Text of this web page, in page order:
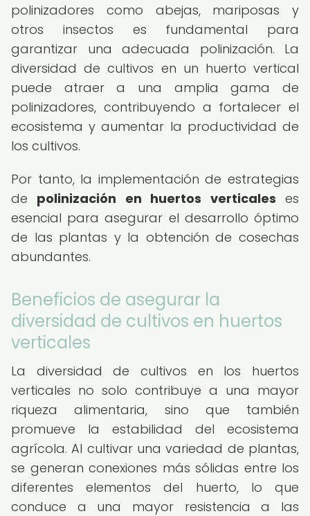
polinizadores como abejas, mariposas y
otros insectos es fundamental para
garantizar una adecuada polinización. La
diversidad de cultivos en un huerto vertical
puede atraer a una amplia gama de
polinizadores, contribuyendo a fortalecer el
ecosistema y aumentar la productividad de
los cultivos.
Por tanto, la implementación de estrategias
de polinización en huertos verticales es
esencial para asegurar el desarrollo óptimo
de las plantas y la obtención de cosechas
abundantes.
Beneficios de asegurar la
diversidad de cultivos en huertos
verticales
La diversidad de cultivos en los huertos
verticales no solo contribuye a una mayor
riqueza alimentaria, sino que también
promueve la estabilidad del ecosistema
agrícola. Al cultivar una variedad de plantas,
se generan conexiones más sólidas entre los
diferentes elementos del huerto, lo que
conduce a una mayor resistencia a las